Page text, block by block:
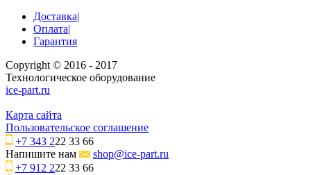
Доставка|
Оплата|
Гарантия
Copyright © 2016 - 2017
Технологическое оборудование
ice-part.ru
Карта сайта
Пользовательское соглашение
+7 343 222 33 66
Напишите нам
shop@ice-part.ru
+7 912 222 33 66